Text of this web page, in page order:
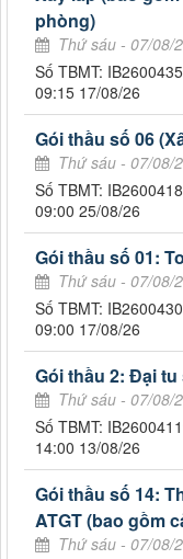
phòng)
Thứ sáu - 07/08/
Số TBMT:
09:15 17/08/26
Gói thầu số 06
Thứ sáu - 07/08/
Số TBMT:
09:00 25/08/26
Gói thầu số 01:
Thứ sáu - 07/08/
Số TBMT:
09:00 17/08/26
Gói thầu 2: Đại
Thứ sáu - 07/08/
Số TBMT:
14:00 13/08/26
Gói thầu số 14:
ATGT (bao gồm
Thứ sáu - 07/08/